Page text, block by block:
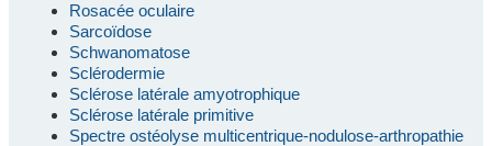
Rosacée oculaire
Sarcoïdose
Schwanomatose
Sclérodermie
Sclérose latérale amyotrophique
Sclérose latérale primitive
Spectre ostéolyse multicentrique-nodulose-arthropathie